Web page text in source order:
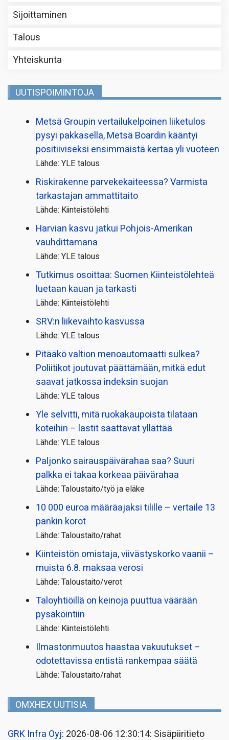
Sijoittaminen
Talous
Yhteiskunta
UUTISPOIMINTOJA
Metsä Groupin vertailu­kelpoinen liiketulos
pysyi pakkasella, Metsä Boardin kääntyi
positiiviseksi ensimmäistä kertaa yli vuoteen
Lähde: YLE talous
Riskirakenne parvekekaiteessa? Varmista
tarkastajan ammattitaito
Lähde: Kiinteistölehti
Harvian kasvu jatkui Pohjois-Amerikan
vauhdittamana
Lähde: YLE talous
Tutkimus osoittaa: Suomen Kiinteistölehteä
luetaan kauan ja tarkasti
Lähde: Kiinteistölehti
SRV:n liikevaihto kasvussa
Lähde: YLE talous
Pitääkö valtion menoautomaatti sulkea?
Poliitikot joutuvat päättämään, mitkä edut
saavat jatkossa indeksin suojan
Lähde: YLE talous
Yle selvitti, mitä ruokakaupoista tilataan
koteihin – lastit saattavat yllättää
Lähde: YLE talous
Paljonko sairauspäivä­rahaa saa? Suuri
palkka ei takaa korkeaa päivärahaa
Lähde: Taloustaito/työ ja eläke
10 000 euroa määräajaksi tilille – vertaile 13
pankin korot
Lähde: Taloustaito/rahat
Kiinteistön omistaja, viivästyskorko vaanii –
muista 6.8. maksaa verosi
Lähde: Taloustaito/verot
Taloyhtiöillä on keinoja puuttua väärään
pysäköintiin
Lähde: Kiinteistölehti
Ilmastonmuutos haastaa vakuutukset –
odotettavissa entistä rankempaa säätä
Lähde: Taloustaito/rahat
OMXHEX UUTISIA
GRK Infra Oyj: 2026-08-06 12:30:14: Sisäpiiritieto